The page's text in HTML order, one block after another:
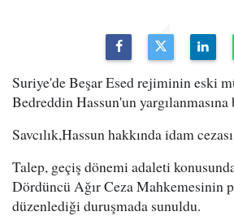
Suriye'de Beşar Esed rejiminin eski
Bedreddin Hassun'un
Savcılık,Hassun hakkında idam
Talep, geçiş dönemi adaleti
Dördüncü Ağır Ceza Mahkemesinin
düzenlediği duruşmada sunuldu.